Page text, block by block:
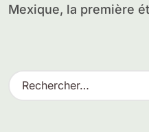
Mexique, la première
R
e